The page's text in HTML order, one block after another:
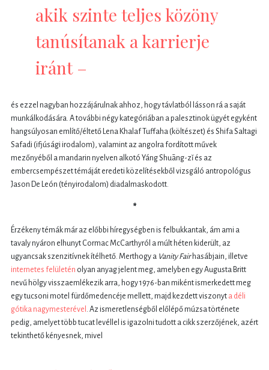
akik szinte teljes közöny
tanúsítanak a karrierje
iránt –
és ezzel nagyban hozzájárulnak ahhoz, hogy távlatból lásson rá a saját
munkálkodására. A további négy kategóriában a palesztinok ügyét egyként
hangsúlyosan említő/éltető Lena Khalaf Tuffaha (költészet) és Shifa Saltagi
Safadi (ifjúsági irodalom), valamint az angolra fordított művek
mezőnyéből a mandarin nyelven alkotó Yáng Shuāng-zǐ és az
embercsempészet témáját eredeti közelítésekből vizsgáló antropológus
Jason De León (tényirodalom) diadalmaskodott.
*
Érzékeny témák már az előbbi híregységben is felbukkantak, ám ami a
tavaly nyáron elhunyt Cormac McCarthyról a múlt héten kiderült, az
ugyancsak szenzitívnek ítélhető. Merthogy a Vanity Fair hasábjain, illetve
internetes felületén olyan anyag jelent meg, amelyben egy Augusta Britt
nevű hölgy visszaemlékezik arra, hogy 1976-ban miként ismerkedett meg
egy tucsoni motel fürdőmedencéje mellett, majd kezdett viszonyt a déli
gótika nagymesterével . Az ismeretlenségből előlépő múzsa története
pedig, amelyet több tucat levéllel is igazolni tudott a cikk szerzőjének, azért
tekinthető kényesnek, mivel